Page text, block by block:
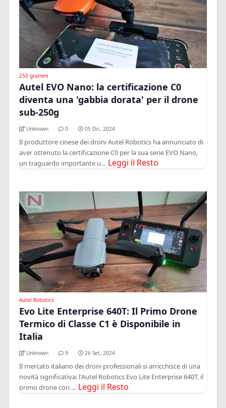
250 grammi
Autel EVO Nano: la certificazione C0
diventa una 'gabbia dorata' per il drone
sub-250g
Unknown 0 05 Dic, 2024
Il produttore cinese dei droni Autel Robotics ha annunciato di
aver ottenuto la certificazione C0 per la sua serie EVO Nano,
un traguardo importante u... Leggi il Resto
Autel Robotics
Evo Lite Enterprise 640T: Il Primo Drone
Termico di Classe C1 è Disponibile in
Italia
Unknown 9 26 Set, 2024
Il mercato italiano dei droni professionali si arricchisce di una
novità significativa: l'Autel Robotics Evo Lite Enterprise 640T, il
primo drone con ... Leggi il Resto